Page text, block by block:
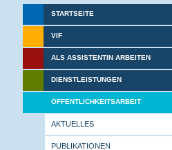
STARTSEITE
VIF
ALS ASSISTENTIN ARBEITEN
DIENSTLEISTUNGEN
ÖFFENTLICHKEITSARBEIT
AKTUELLES
PUBLIKATIONEN